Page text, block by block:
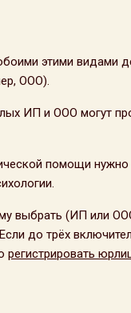
этими видами
ООО).
ИП и ООО могут
помощи
выбрать (ИП или
до трёх
регистрировать